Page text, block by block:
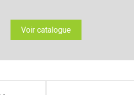
Voir catalogue